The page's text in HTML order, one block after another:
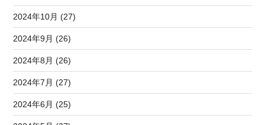
2024年10月 (27)
2024年9月 (26)
2024年8月 (26)
2024年7月 (27)
2024年6月 (25)